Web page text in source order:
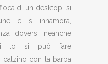
di un desktop, si
ci si innamora,
doversi neanche
lo si può fare
calzino con la barba